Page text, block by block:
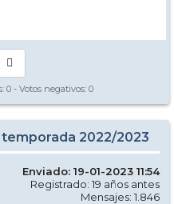
0 - Votos negativos: 0
2022/2023
Enviado: 19-01-2023 11:54
Registrado: 19 años antes
Mensajes: 1.846